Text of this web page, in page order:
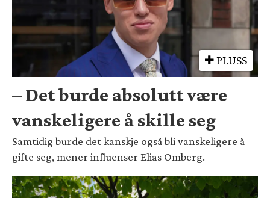
PLUSS
– Det burde absolutt være
vanskeligere å skille seg
Samtidig burde det kanskje også bli vanskeligere å
gifte seg, mener influenser Elias Omberg.